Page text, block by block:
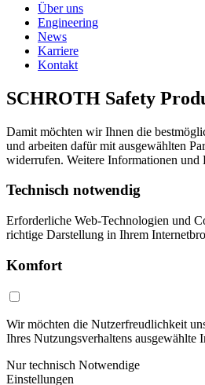
Über uns
Engineering
News
Karriere
Kontakt
SCHROTH Safety
Damit möchten wir Ihnen die
und arbeiten dafür mit ausgewählten
widerrufen. Weitere Informationen
Technisch notwendig
Erforderliche Web-Technologien und
richtige Darstellung in Ihrem
Komfort
Wir möchten die Nutzerfreudlichkeit
Ihres Nutzungsverhaltens
Nur technisch Notwendige
Einstellungen